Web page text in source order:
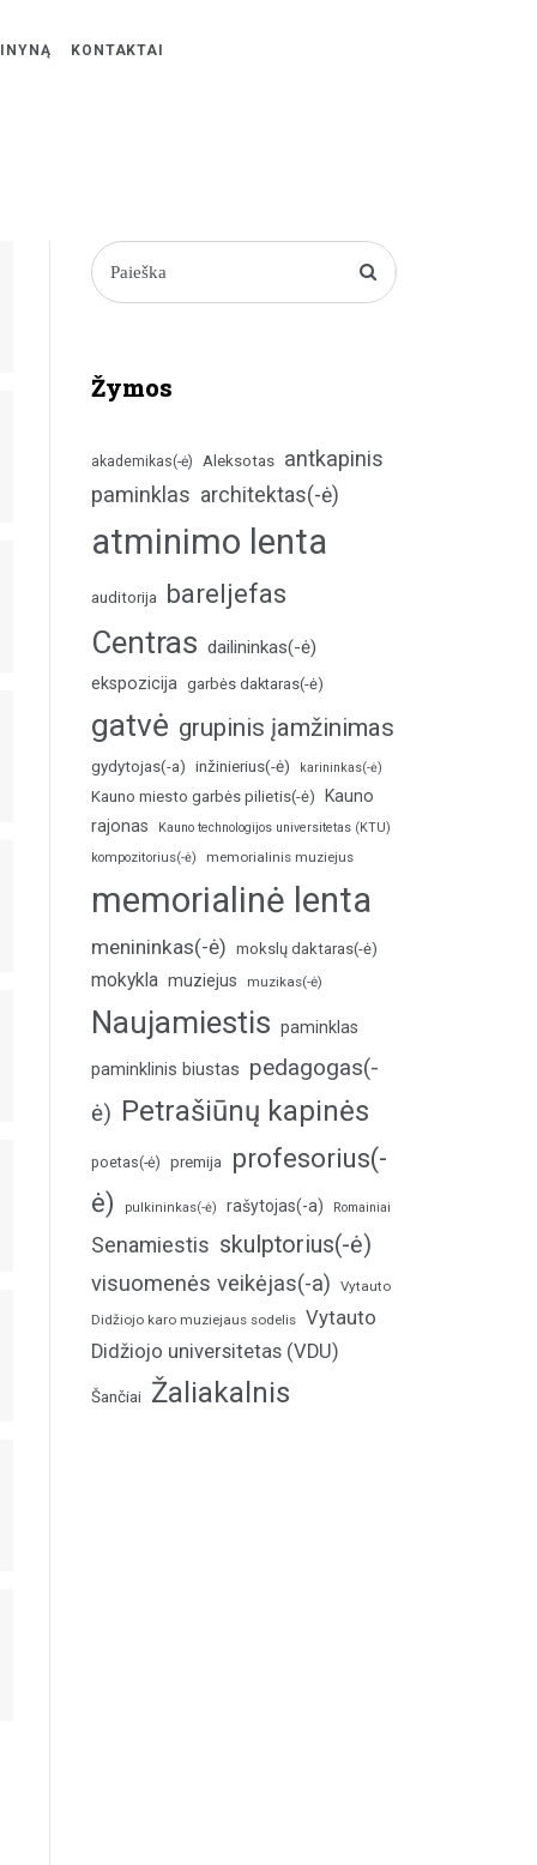
KONTAKTAI
Žymos
akademikas(-ė) Aleksotas antkapinis
paminklas architektas(-ė)
atminimo lenta
auditorija bareljefas
Centras dailininkas(-ė)
ekspozicija garbės daktaras(-ė)
gatvė grupinis įamžinimas
gydytojas(-a) inžinierius(-ė) karininkas(-ė)
Kauno miesto garbės pilietis(-ė)
Kauno
rajonas
Kauno technologijos universitetas (KTU)
kompozitorius(-ė)
memorialinis muziejus
memorialinė lenta
menininkas(-ė) mokslų daktaras(-ė)
mokykla muziejus muzikas(-ė)
Naujamiestis paminklas
paminklinis biustas pedagogas(-
ė) Petrašiūnų kapinės
poetas(-ė) premija
profesorius(-
ė)
pulkininkas(-ė) rašytojas(-a) Romainiai
Senamiestis skulptorius(-ė)
visuomenės veikėjas(-a)
Vytauto
Didžiojo karo muziejaus sodelis Vytauto
Didžiojo universitetas (VDU)
Šančiai Žaliakalnis